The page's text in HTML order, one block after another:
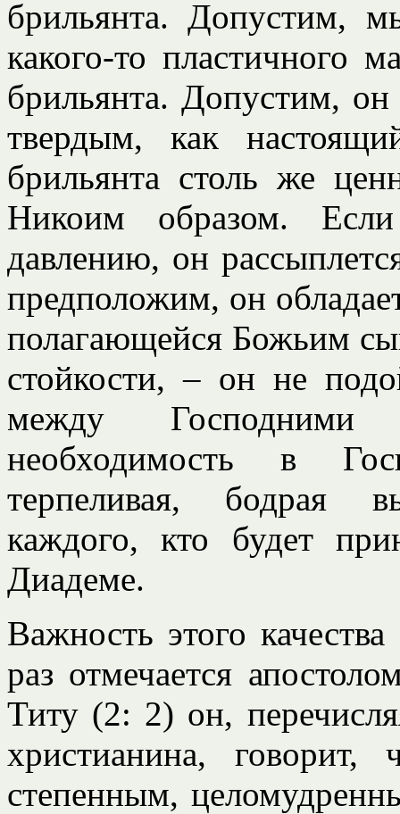
брильянта. Допустим,
какого-то пластичного
брильянта. Допустим,
твердым, как
брильянта столь же
Никоим образом.
давлению, он
предположим, он
полагающейся Божьим
стойкости, – он не
между Господними
необходимость в
терпеливая, бодрая
каждого, кто будет
Диадеме.
Важность этого
раз отмечается
Титу (2: 2) он,
христианина,
степенным,